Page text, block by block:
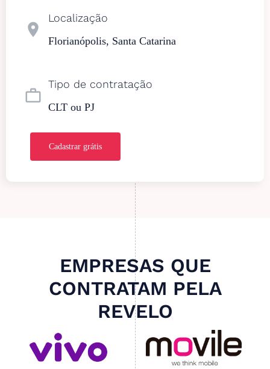
location_on
Localização
Florianópolis, Santa Catarina
work_outline
Tipo de contratação
CLT ou PJ
Cadastrar grátis
EMPRESAS QUE
CONTRATAM PELA
REVELO